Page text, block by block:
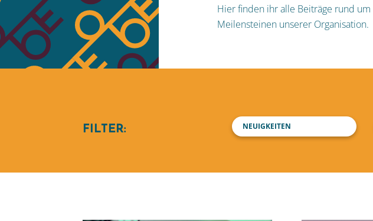
Hier finden ihr alle Beiträge rund um
Meilensteinen unserer Organisation.
FILTER: NEUIGKEITEN